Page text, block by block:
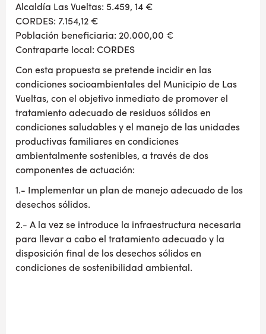
Alcaldía Las Vueltas: 5.459, 14 €
CORDES: 7.154,12 €
Población beneficiaria: 20.000,00 €
Contraparte local: CORDES
Con esta propuesta se pretende incidir en las
condiciones socioambientales del Municipio de Las
Vueltas, con el objetivo inmediato de promover el
tratamiento adecuado de residuos sólidos en
condiciones saludables y el manejo de las unidades
productivas familiares en condiciones
ambientalmente sostenibles, a través de dos
componentes de actuación:
1.- Implementar un plan de manejo adecuado de los
desechos sólidos.
2.- A la vez se introduce la infraestructura necesaria
para llevar a cabo el tratamiento adecuado y la
disposición final de los desechos sólidos en
condiciones de sostenibilidad ambiental.